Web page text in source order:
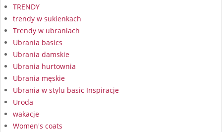
TRENDY
trendy w sukienkach
Trendy w ubraniach
Ubrania basics
Ubrania damskie
Ubrania hurtownia
Ubrania męskie
Ubrania w stylu basic Inspiracje
Uroda
wakacje
Women's coats